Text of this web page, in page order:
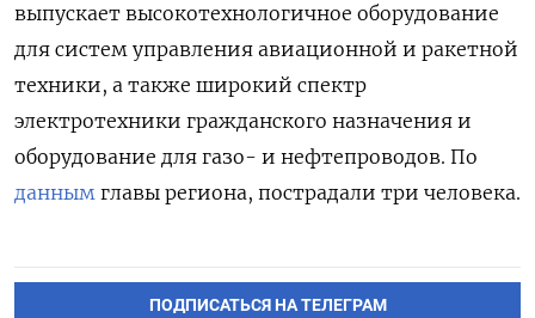
выпускает высокотехнологичное оборудование
для систем управления авиационной и ракетной
техники, а также широкий спектр
электротехники гражданского назначения и
оборудование для газо- и нефтепроводов. По
данным главы региона, пострадали три человека.
ПОДПИСАТЬСЯ НА ТЕЛЕГРАМ